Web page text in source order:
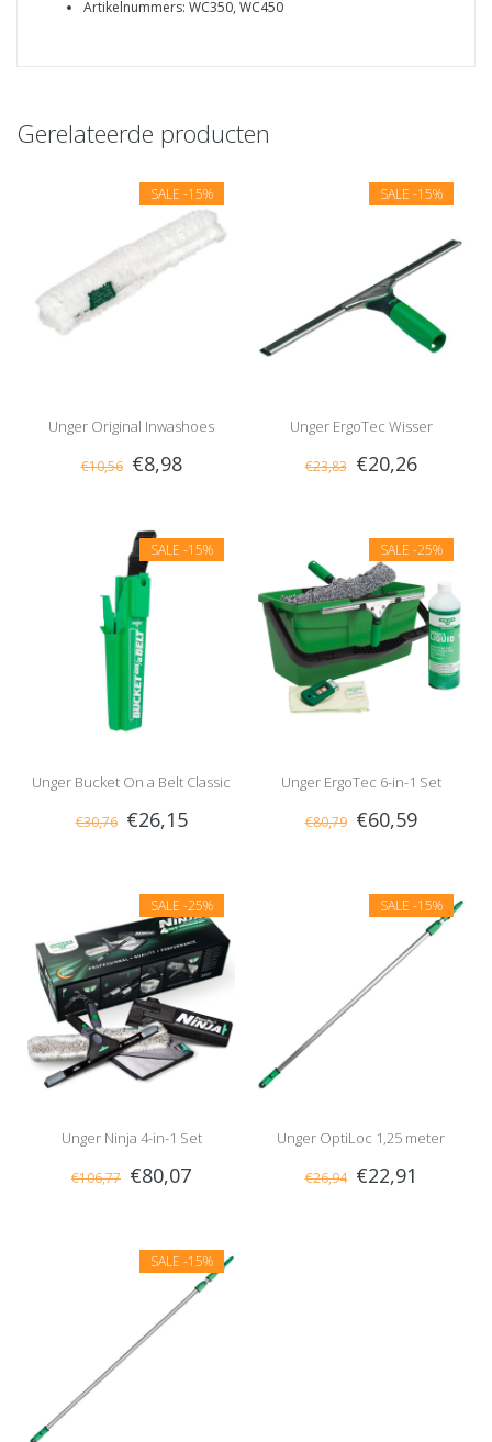
Artikelnummers: WC350, WC450
Gerelateerde producten
SALE -15%
Unger Original Inwashoes
€10,56 €8,98
SALE -15%
Unger ErgoTec Wisser
Compleet
€23,83 €20,26
SALE -15%
Unger Bucket On a Belt Classic
€30,76 €26,15
SALE -25%
Unger ErgoTec 6-in-1 Set
€80,79 €60,59
SALE -25%
Unger Ninja 4-in-1 Set
€106,77 €80,07
SALE -15%
Unger OptiLoc 1,25 meter
€26,94 €22,91
SALE -15%